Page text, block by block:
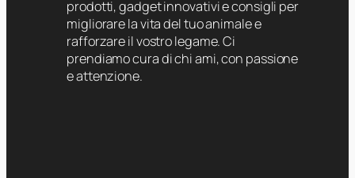
prodotti, gadget innovativi e consigli per
migliorare la vita del tuo animale e
rafforzare il vostro legame. Ci
prendiamo cura di chi ami, con passione
e attenzione.